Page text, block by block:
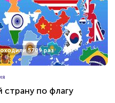
5709 раз
страну по флагу